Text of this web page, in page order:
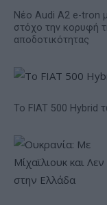
Νέο Audi A2 e-tron
στόχο την κορυφή
αποδοτικότητας
Το FIAT 500 Hybrid